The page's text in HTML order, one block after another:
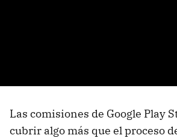
Las comisiones de Google Play
cubrir algo más que el proceso